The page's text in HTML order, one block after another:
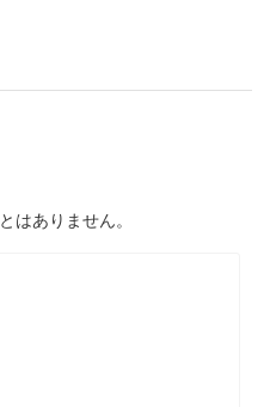
はありません。